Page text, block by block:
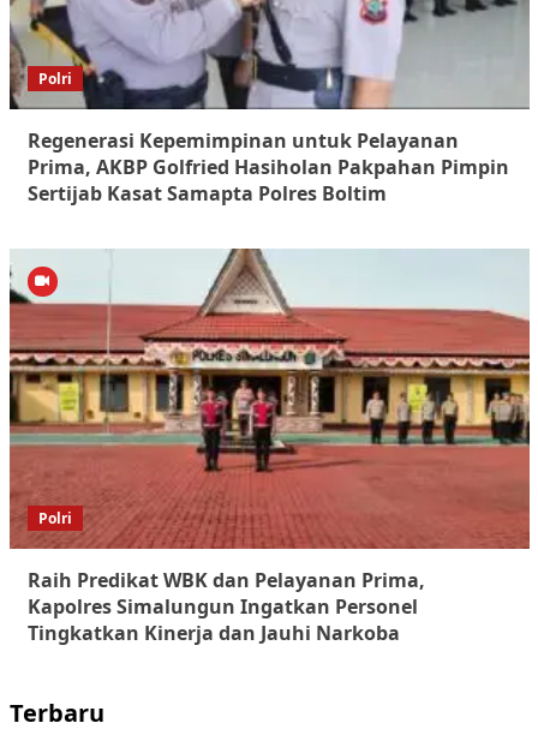
Polri
Regenerasi Kepemimpinan untuk Pelayanan
Prima, AKBP Golfried Hasiholan Pakpahan Pimpin
Sertijab Kasat Samapta Polres Boltim
Polri
Raih Predikat WBK dan Pelayanan Prima,
Kapolres Simalungun Ingatkan Personel
Tingkatkan Kinerja dan Jauhi Narkoba
Terbaru